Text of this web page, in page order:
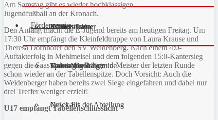
Partner
Sportanlagen
Schiedsrichter
Unsere Trainer
Training und Termine
Kinderturnen
Fitness für Frauen
Quick Fit
Darts-Abteilung
News aus der Abteilung
Förderverein
Am Samstag gibt es wieder hochklassigen
Jugendfußball an der Kronach.
Den Anfang macht die E-Jugend bereits am heutigen Freitag. Um
17:30 Uhr empfängt die Kleinfeldtruppe von Laura Krause und
Theresa Dörnhöfer den SV Weidenberg. Nach einem 4:0-
Auftakterfolg in Mehlmeisel und dem folgenden 15:0-Kantersieg
gegen die Saas stehen die E-Jugend-Meister der letzten Runde
schon wieder an der Tabellenspitze. Doch Vorsicht: Auch die
Weidenberger haben bereits zwei Siege eingefahren und dabei nur
drei Treffer weniger erzielt!
U17 empfängt Tabellenschlusslicht